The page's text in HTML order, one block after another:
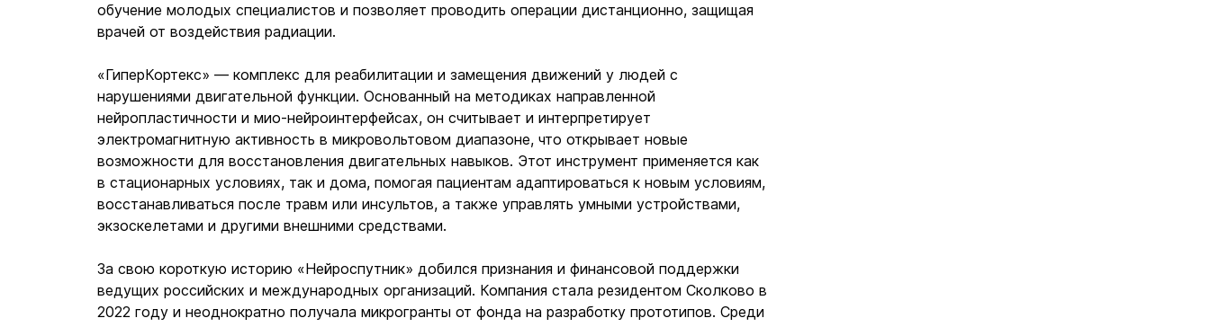
обучение молодых специалистов и позволяет проводить операции дистанционно, защищая
врачей от воздействия радиации.
«ГиперКортекс» — комплекс для реабилитации и замещения движений у людей с
нарушениями двигательной функции. Основанный на методиках направленной
нейропластичности и мио-нейроинтерфейсах, он считывает и интерпретирует
электромагнитную активность в микровольтовом диапазоне, что открывает новые
возможности для восстановления двигательных навыков. Этот инструмент применяется как
в стационарных условиях, так и дома, помогая пациентам адаптироваться к новым условиям,
восстанавливаться после травм или инсультов, а также управлять умными устройствами,
экзоскелетами и другими внешними средствами.
За свою короткую историю «Нейроспутник» добился признания и финансовой поддержки
ведущих российских и международных организаций. Компания стала резидентом Сколково в
2022 году и неоднократно получала микрогранты от фонда на разработку прототипов. Среди